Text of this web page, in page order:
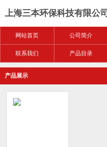
上海三本环保科技有限公司
网站首页 公司简介
联系我们 产品目录
产品展示